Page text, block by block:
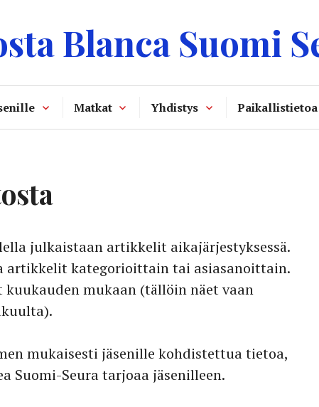
Blanca Suomi
Matkat Yhdistys Paikallistietoa
julkaistaan artikkelit aikajärjestyksessä.
artikkelit kategorioittain tai asiasanoittain.
mukaan (tällöin näet vaan
mukaisesti jäsenille kohdistettua tietoa,
Suomi-Seura tarjoaa jäsenilleen.